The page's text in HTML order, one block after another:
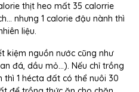
thịt heo mất 35 calorrie
nhưng 1 calorie đậu nành thì
liệu.
kiệm nguồn nước cũng như
đá, dầu mỏ...). Nếu chỉ trồng
thì 1 hécta đất có thể nuôi 30